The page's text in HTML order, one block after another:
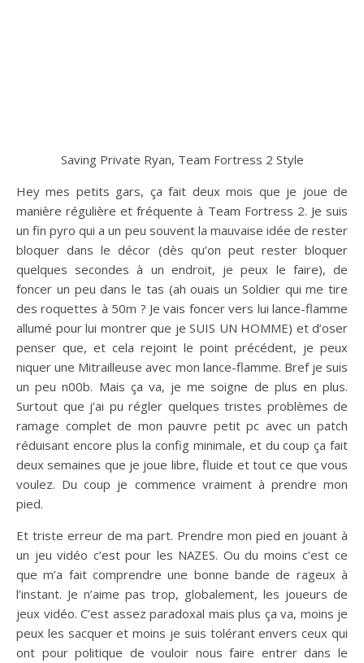
Saving Private Ryan, Team Fortress 2 Style
Hey mes petits gars, ça fait deux mois que je joue de
manière régulière et fréquente à Team Fortress 2. Je suis
un fin pyro qui a un peu souvent la mauvaise idée de rester
bloquer dans le décor (dès qu’on peut rester bloquer
quelques secondes à un endroit, je peux le faire), de
foncer un peu dans le tas (ah ouais un Soldier qui me tire
des roquettes à 50m ? Je vais foncer vers lui lance-flamme
allumé pour lui montrer que je SUIS UN HOMME) et d’oser
penser que, et cela rejoint le point précédent, je peux
niquer une Mitrailleuse avec mon lance-flamme. Bref je suis
un peu n00b. Mais ça va, je me soigne de plus en plus.
Surtout que j’ai pu régler quelques tristes problèmes de
ramage complet de mon pauvre petit pc avec un patch
réduisant encore plus la config minimale, et du coup ça fait
deux semaines que je joue libre, fluide et tout ce que vous
voulez. Du coup je commence vraiment à prendre mon
pied.
Et triste erreur de ma part. Prendre mon pied en jouant à
un jeu vidéo c’est pour les NAZES. Ou du moins c’est ce
que m’a fait comprendre une bonne bande de rageux à
l’instant. Je n’aime pas trop, globalement, les joueurs de
jeux vidéo. C’est assez paradoxal mais plus ça va, moins je
peux les sacquer et moins je suis tolérant envers ceux qui
ont pour politique de vouloir nous faire entrer dans le